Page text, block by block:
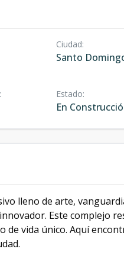
Ciudad:
Santo
: Estado:
En
lleno de arte,
Este complejo
de vida único. Aquí